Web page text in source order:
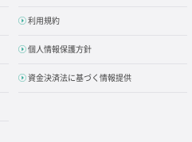
利用規約
個人情報保護方針
資金決済法に基づく情報提供